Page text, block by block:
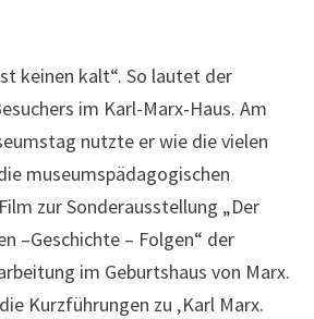
keinen kalt“. So lautet der
im Karl-Marx-Haus. Am
nutzte er wie die vielen
museumspädagogischen
zur Sonderausstellung „Der
–Geschichte – Folgen“ der
im Geburtshaus von Marx.
Kurzführungen zu ‚Karl Marx.